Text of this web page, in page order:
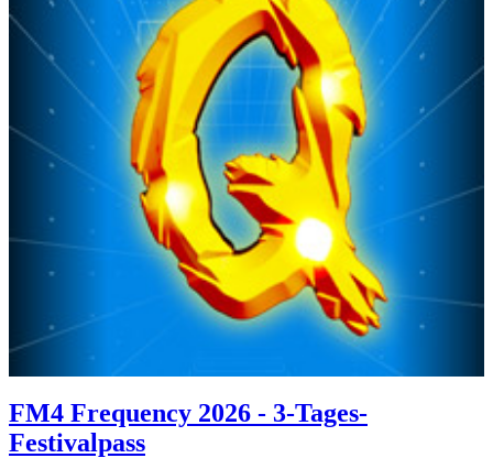
FM4 Frequency 2026 - 3-Tages-
Festivalpass